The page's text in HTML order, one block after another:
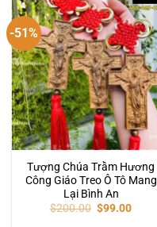
-51%
Tượng Chúa Trầm Hương
Công Giáo Treo Ô Tô Mang
Lại Bình An
$200.00 $99.00